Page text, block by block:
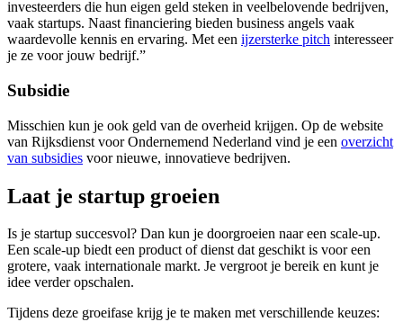
investeerders die hun eigen geld steken in veelbelovende bedrijven,
vaak startups. Naast financiering bieden business angels vaak
waardevolle kennis en ervaring. Met een ijzersterke pitch interesseer
je ze voor jouw bedrijf.”
Subsidie
Misschien kun je ook geld van de overheid krijgen. Op de website
van Rijksdienst voor Ondernemend Nederland vind je een overzicht
van subsidies voor nieuwe, innovatieve bedrijven.
Laat je startup groeien
Is je startup succesvol? Dan kun je doorgroeien naar een scale-up.
Een scale-up biedt een product of dienst dat geschikt is voor een
grotere, vaak internationale markt. Je vergroot je bereik en kunt je
idee verder opschalen.
Tijdens deze groeifase krijg je te maken met verschillende keuzes: